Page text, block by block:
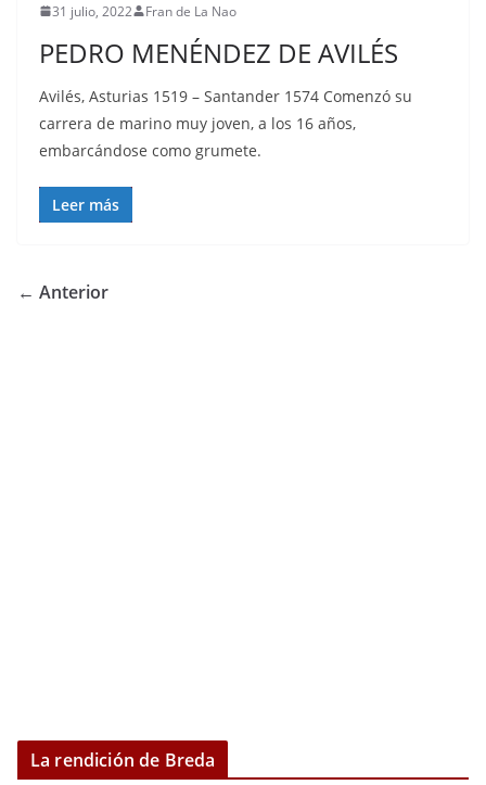
31 julio, 2022 Fran de La Nao
PEDRO MENÉNDEZ DE AVILÉS
Avilés, Asturias 1519 – Santander 1574 Comenzó su
carrera de marino muy joven, a los 16 años,
embarcándose como grumete.
Leer más
← Anterior
La rendición de Breda